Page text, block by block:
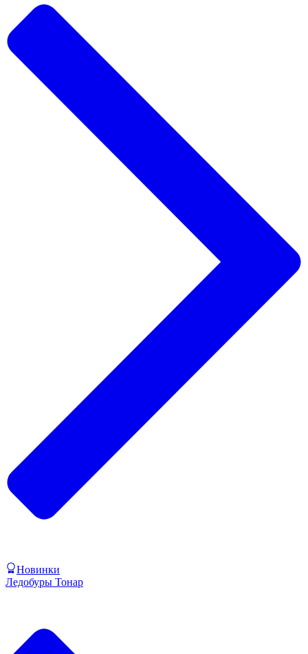
Новинки
Ледобуры Тонар